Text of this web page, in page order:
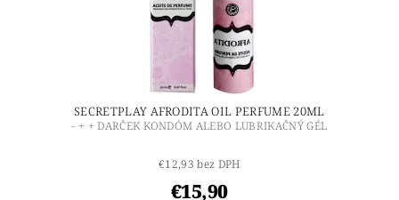
SECRETPLAY AFRODITA OIL PERFUME 20ML
- + + DARČEK KONDÓM ALEBO LUBRIKAČNÝ GÉL
€12,93 bez DPH
€15,90